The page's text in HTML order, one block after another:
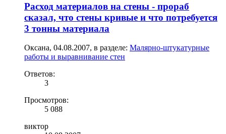
Расход материалов на стены - прораб
сказал, что стены кривые и что потребуется
3 тонны материала
Оксана, 04.08.2007, в разделе: Малярно-штукатурные
работы и выравнивание стен
Ответов:
3
Просмотров:
5 088
виктор